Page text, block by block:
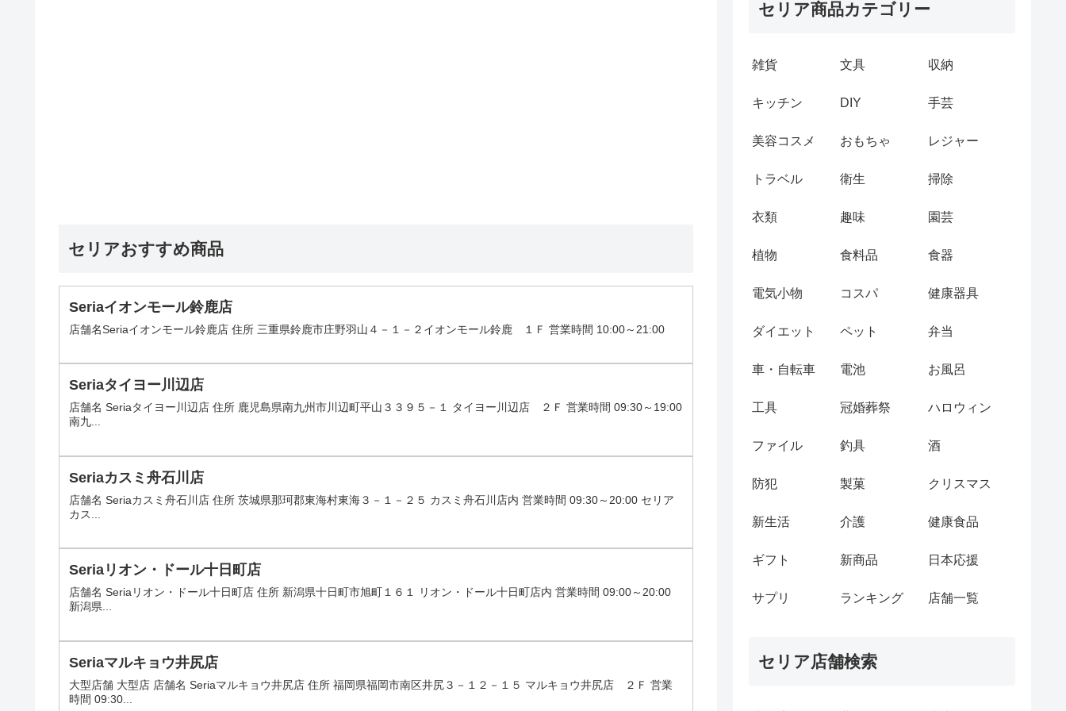
セリアおすすめ商品
Seriaイオンモール鈴鹿店
店舗名Seriaイオンモール鈴鹿店 住所 三重県鈴鹿市庄野羽山４－１－２イオンモール鈴鹿 １Ｆ 営業時間 10:00～21:00
Seriaタイヨー川辺店
店舗名 Seriaタイヨー川辺店 住所 鹿児島県南九州市川辺町平山３３９５－１ タイヨー川辺店 ２Ｆ 営業時間 09:30～19:00
南九...
Seriaカスミ舟石川店
店舗名 Seriaカスミ舟石川店 住所 茨城県那珂郡東海村東海３－１－２５ カスミ舟石川店内 営業時間 09:30～20:00 セリア
カス...
Seriaリオン・ドール十日町店
店舗名 Seriaリオン・ドール十日町店 住所 新潟県十日町市旭町１６１ リオン・ドール十日町店内 営業時間 09:00～20:00
新潟県...
Seriaマルキョウ井尻店
大型店舗 大型店 店舗名 Seriaマルキョウ井尻店 住所 福岡県福岡市南区井尻３－１２－１５ マルキョウ井尻店 ２Ｆ 営業
時間 09:30...
セリア商品カテゴリー
雑貨 文具 収納
キッチン DIY 手芸
美容コスメ おもちゃ レジャー
トラベル 衛生 掃除
衣類 趣味 園芸
植物 食料品 食器
電気小物 コスパ 健康器具
ダイエット ペット 弁当
車・自転車 電池 お風呂
工具 冠婚葬祭 ハロウィン
ファイル 釣具 酒
防犯 製菓 クリスマス
新生活 介護 健康食品
ギフト 新商品 日本応援
サプリ ランキング 店舗一覧
セリア店舗検索